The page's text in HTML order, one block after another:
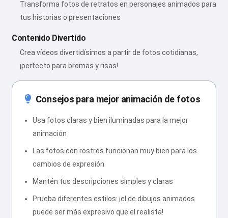
Transforma fotos de retratos en personajes animados para
tus historias o presentaciones
Contenido Divertido
Crea vídeos divertidísimos a partir de fotos cotidianas,
¡perfecto para bromas y risas!
Consejos para mejor animación de fotos
Usa fotos claras y bien iluminadas para la mejor
animación
Las fotos con rostros funcionan muy bien para los
cambios de expresión
Mantén tus descripciones simples y claras
Prueba diferentes estilos: ¡el de dibujos animados
puede ser más expresivo que el realista!